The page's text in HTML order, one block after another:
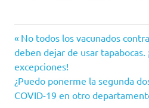
sexual
Adolescentes
alertas
tempranas
Navegación
de
entradas
Entrada
anterior:
No todos los vacunados
deben dejar de usar tapabocas.
excepciones!
Siguiente
entrada:
¿Puedo ponerme la segunda
COVID-19 en otro